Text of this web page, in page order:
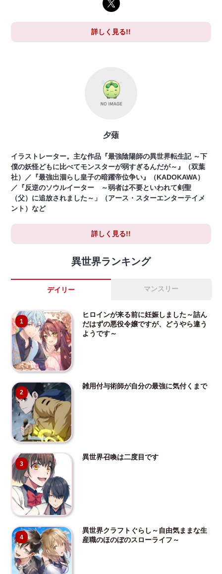
詳しく見る!!
夕薙
イラストレーター。主な作品『最強陰陽師の異世界転生記 ～下
僕の妖怪どもに比べてモンスターが弱すぎるんだが～』（双葉
社）／『最強出涸らし皇子の暗躍帝位争い』（KADOKAWA）
／『反逆のソウルイーター ～弱者は不要といわれて剣聖
（父）に追放されました～」（アース・スターエンターテイメ
ント）など
詳しく見る!!
異世界ランキング
デイリー マンスリー
1
ヒロインが来る前に妊娠しました～詰ん
だはずの悪役令嬢ですが、どうやら違う
ようです～
2
雑用付与術師が自分の最強に気付くまで
3
異世界召喚は二度目です
4
異世界クラフトぐらし～自由気ままな生
産職のほのぼのスローライフ～